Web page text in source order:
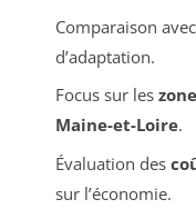
Comparaison
d’adaptation.
Focus sur les
Maine-et-Loire.
Évaluation des
sur l’économie.